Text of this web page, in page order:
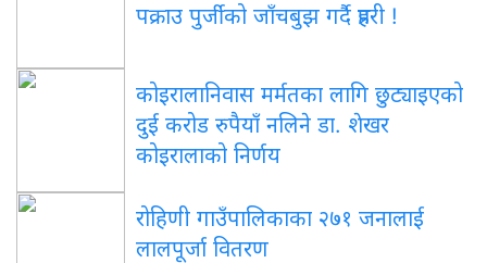
पक्राउ पुर्जीको जाँचबुझ गर्दै प्रहरी !
कोइरालानिवास मर्मतका लागि छुट्याइएको
दुई करोड रुपैयाँ नलिने डा. शेखर
कोइरालाको निर्णय
रोहिणी गाउँपालिकाका २७१ जनालाई
लालपूर्जा वितरण